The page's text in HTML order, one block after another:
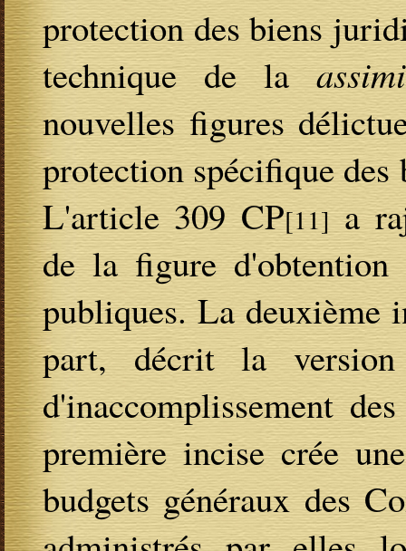
protection des biens
technique de la
nouvelles figures
protection spécifique des
L'article 309 CP[11]a
de la figure
publiques. La deuxième
part, décrit la
d'inaccomplissement
première incise crée
budgets généraux des